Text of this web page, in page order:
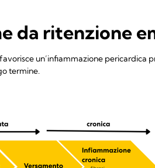
da ritenzione
un’infiammazione pericardica
termine.